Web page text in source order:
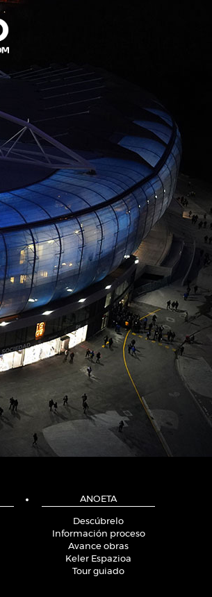
ANOETA
Descúbrelo
Información proceso
Avance obras
Keler Espazioa
Tour guiado